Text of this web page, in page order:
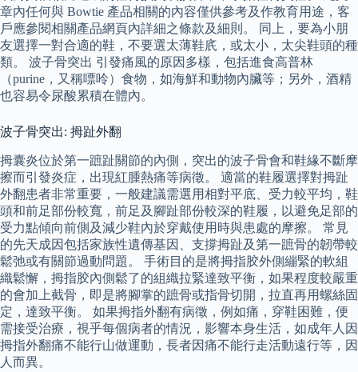
章內任何與 Bowtie 產品相關的內容僅供參考及作教育用途，客
戶應參閱相關產品網頁內詳細之條款及細則。 同上，要為小朋
友選擇一對合適的鞋，不要選太薄鞋㡳，或太小，太尖鞋頭的種
類。 波子骨突出 引發痛風的原因多樣，包括進食高普林
（purine，又稱嘌呤）食物，如海鮮和動物內臟等；另外，酒精
也容易令尿酸累積在體內。
波子骨突出: 拇趾外翻
拇囊炎位於第一蹠趾關節的內側，突出的波子骨會和鞋緣不斷摩
擦而引發炎症，出現紅腫熱痛等病徵。 適當的鞋履選擇對拇趾
外翻患者非常重要，一般建議需選用相對平底、受力較平均，鞋
頭和前足部份較寬，前足及腳趾部份較深的鞋履，以避免足部的
受力點傾向前側及減少鞋內於穿戴使用時與患處的摩擦。 常見
的先天成因包括家族性遺傳基因、支撐拇趾及第一蹠骨的韌帶較
鬆弛或有關節過動問題。 手術目的是將拇指胶外側繃緊的軟組
織鬆懈，拇指胶內側鬆了的組織拉緊達致平衡，如果程度較嚴重
的會加上截骨，即是將腳掌的蹠骨或指骨切開，拉直再用螺絲固
定，達致平衡。 如果拇指外翻有病徵，例如痛，穿鞋困難，便
需接受治療，視乎每個病者的情況，影響本身生活，如成年人因
拇指外翻痛不能行山做運動，長者因痛不能行走活動遠行等，因
人而異。